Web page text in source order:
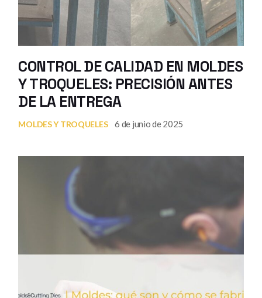
CONTROL DE CALIDAD EN MOLDES
Y TROQUELES: PRECISIÓN ANTES
DE LA ENTREGA
MOLDES Y TROQUELES 6 de junio de 2025